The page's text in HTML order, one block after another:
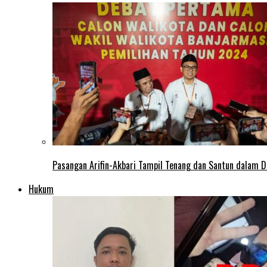
Pasangan Arifin-Akbari Tampil Tenang dan Santun dalam
Hukum